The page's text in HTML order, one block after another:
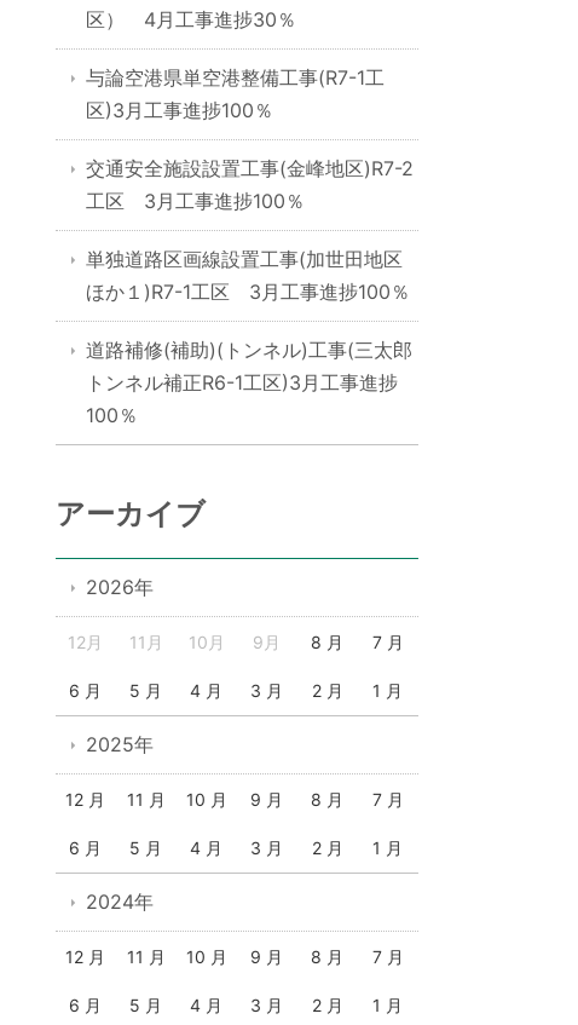
区） 4月工事進捗30％
与論空港県単空港整備工事(R7-1工
区)3月工事進捗100％
交通安全施設設置工事(金峰地区)R7-2
工区 3月工事進捗100％
単独道路区画線設置工事(加世田地区
ほか１)R7-1工区 3月工事進捗100％
道路補修(補助)(トンネル)工事(三太郎
トンネル補正R6-1工区)3月工事進捗
100％
アーカイブ
2026年
12月 11月 10月 9月 8 月 7 月
6 月 5 月 4 月 3 月 2 月 1 月
2025年
12 月 11 月 10 月 9 月 8 月 7 月
6 月 5 月 4 月 3 月 2 月 1 月
2024年
12 月 11 月 10 月 9 月 8 月 7 月
6 月 5 月 4 月 3 月 2 月 1 月